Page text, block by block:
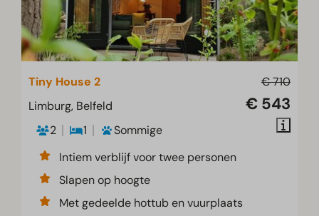
€ 710
€ 543
Tiny House 2
Limburg, Belfeld
2
1
Sommige
Intiem verblijf voor twee personen
Slapen op hoogte
Met gedeelde hottub en vuurplaats